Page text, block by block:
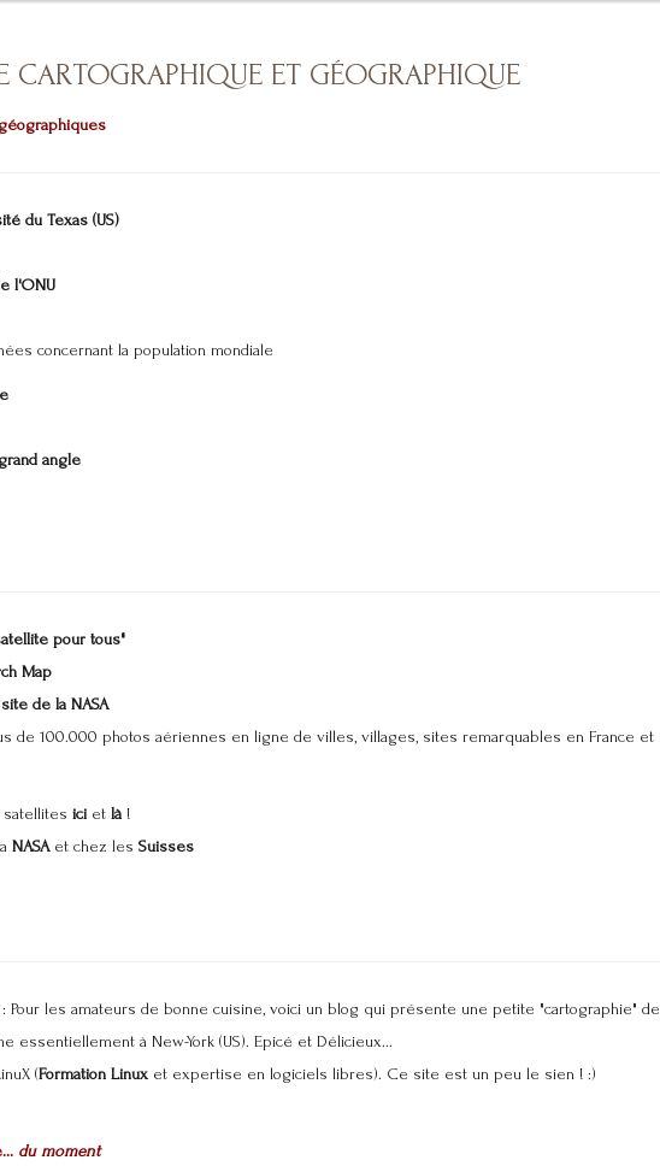
CARTOGRAPHIQUE ET GÉOGRAPHIQUE
du Texas (US)
l'ONU
concernant la population mondiale
angle
pour tous"
Map
de la NASA
de 100.000 photos aériennes en ligne de villes, villages, sites remarquables en France et
iciet là!
NASAet chez les Suisses
Pour les amateurs de bonne cuisine, voici un blog qui présente une petite "cartographie" de
essentiellement à New-York (US). Epicé et Délicieux...
(Formation Linuxet expertise en logiciels libres). Ce site est un peu le sien ! :)
du moment